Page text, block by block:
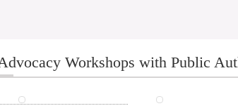
Workshops with Public